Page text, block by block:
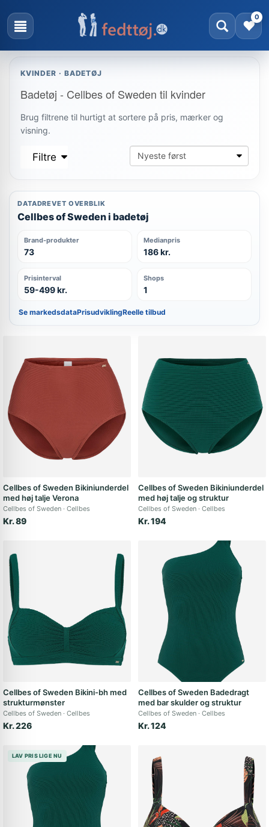
0
KVINDER · BADETØJ
Badetøj - Cellbes of Sweden til kvinder
Brug filtrene til hurtigt at sortere på pris, mærker og
visning.
Filtre
DATADREVET OVERBLIK
Cellbes of Sweden i badetøj
Brand-produkter
73
Medianpris
186 kr.
Prisinterval
59-499 kr.
Shops
1
Se markedsdataPrisudviklingReelle tilbud
Cellbes of Sweden Bikiniunderdel
med høj talje Verona
Cellbes of Sweden Cellbes
Kr. 89
Cellbes of Sweden Bikiniunderdel
med høj talje og struktur
Cellbes of Sweden Cellbes
Kr. 194
Cellbes of Sweden Bikini-bh med
strukturmønster
Cellbes of Sweden Cellbes
Kr. 226
Cellbes of Sweden Badedragt
med bar skulder og struktur
Cellbes of Sweden Cellbes
Kr. 124
LAV PRIS LIGE NU